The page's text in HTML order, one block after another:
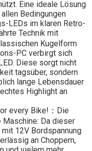
Eine ideale Lösung
Bedingungen
LEDs im klaren Retro-
Technik mit
Kugelform
PC verbirgt sich
Diese sorgt nicht
tagsüber, sondern
lange Lebensdauer
Highlight an
every Bike!：Die
Da dieser
12V Bordspannung
an Choppern,